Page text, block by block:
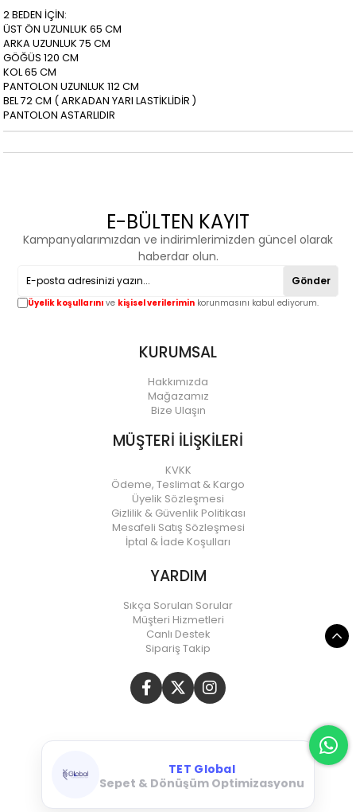
2 BEDEN İÇİN:
ÜST ÖN UZUNLUK 65 CM
ARKA UZUNLUK 75 CM
GÖĞÜS 120 CM
KOL 65 CM
PANTOLON UZUNLUK 112 CM
BEL 72 CM ( ARKADAN YARI LASTİKLİDİR )
PANTOLON ASTARLIDIR
E-BÜLTEN KAYIT
Kampanyalarımızdan ve indirimlerimizden güncel olarak
haberdar olun.
Gönder
Üyelik koşullarını ve kişisel verilerimin korunmasını kabul ediyorum.
KURUMSAL
Hakkımızda
Mağazamız
Bize Ulaşın
MÜŞTERİ İLİŞKİLERİ
KVKK
Ödeme, Teslimat & Kargo
Üyelik Sözleşmesi
Gizlilik & Güvenlik Politikası
Mesafeli Satış Sözleşmesi
İptal & İade Koşulları
YARDIM
Sıkça Sorulan Sorular
Müşteri Hizmetleri
Canlı Destek
Sipariş Takip
TET Global
Meta & Google Ads Yönetimi